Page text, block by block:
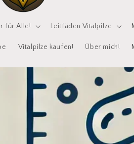
für Alle! Leitfäden Vitalpilze
Vitalpilze kaufen! Über mich!